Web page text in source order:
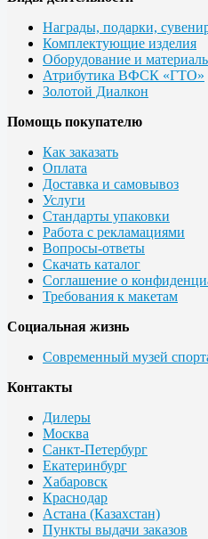
Награды, подарки,
Комплектующие изделия
Оборудование и
Атрибутика ВФСК «ГТО»
Золотой Диалкон
Помощь покупателю
Как заказать
Оплата
Доставка и самовывоз
Услуги
Стандарты упаковки
Работа с рекламациями
Вопросы-ответы
Скачать каталог
Соглашение о
Требования к макетам
Социальная жизнь
Современный музей
Контакты
Дилеры
Москва
Санкт-Петербург
Екатеринбург
Хабаровск
Краснодар
Астана (Казахстан)
Пункты выдачи заказов